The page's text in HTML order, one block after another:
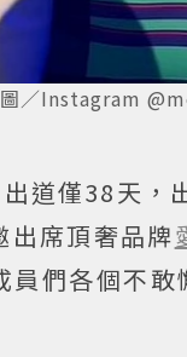
圖／Instagram
出道僅38天，
出席頂奢品牌
員們各個不